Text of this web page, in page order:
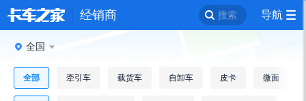
经销商 搜索 导航
全国
全部 牵引车 载货车 自卸车 皮卡 微面